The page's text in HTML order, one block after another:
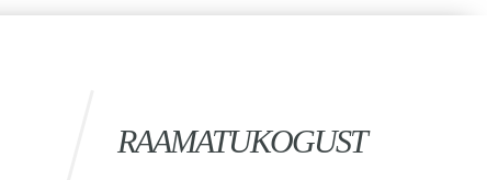
RAAMATUKOGUST